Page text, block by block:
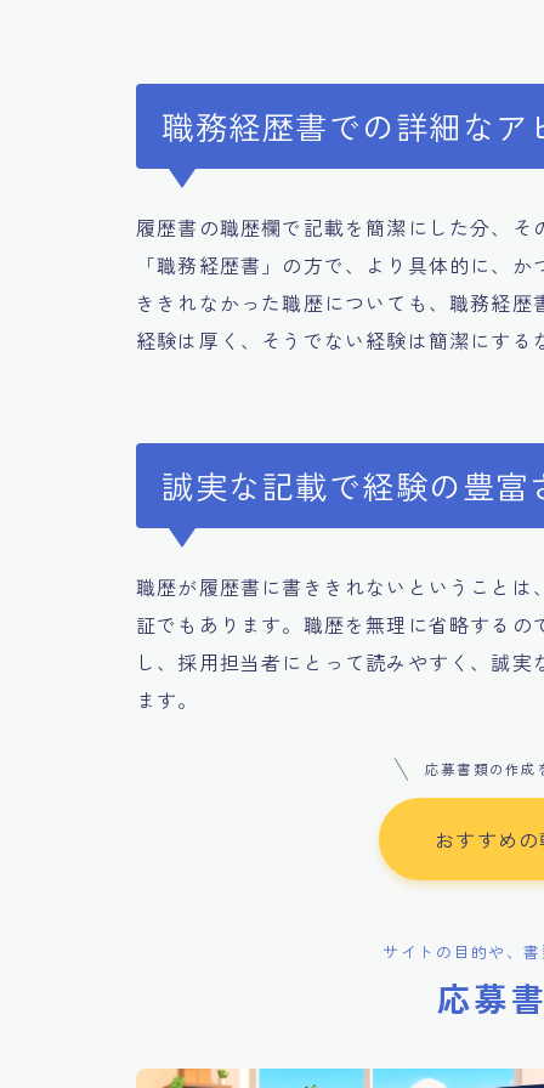
職務経歴書での詳細なア
履歴書の職歴欄で記載を簡潔にした分、
「職務経歴書」の方で、より具体的に、
ききれなかった職歴についても、職務経
経験は厚く、そうでない経験は簡潔にす
誠実な記載で経験の豊富
職歴が履歴書に書ききれないということ
証でもあります。職歴を無理に省略する
し、採用担当者にとって読みやすく、誠
ます。
応募書類の作成
おすすめ
サイトの目的や、
応募